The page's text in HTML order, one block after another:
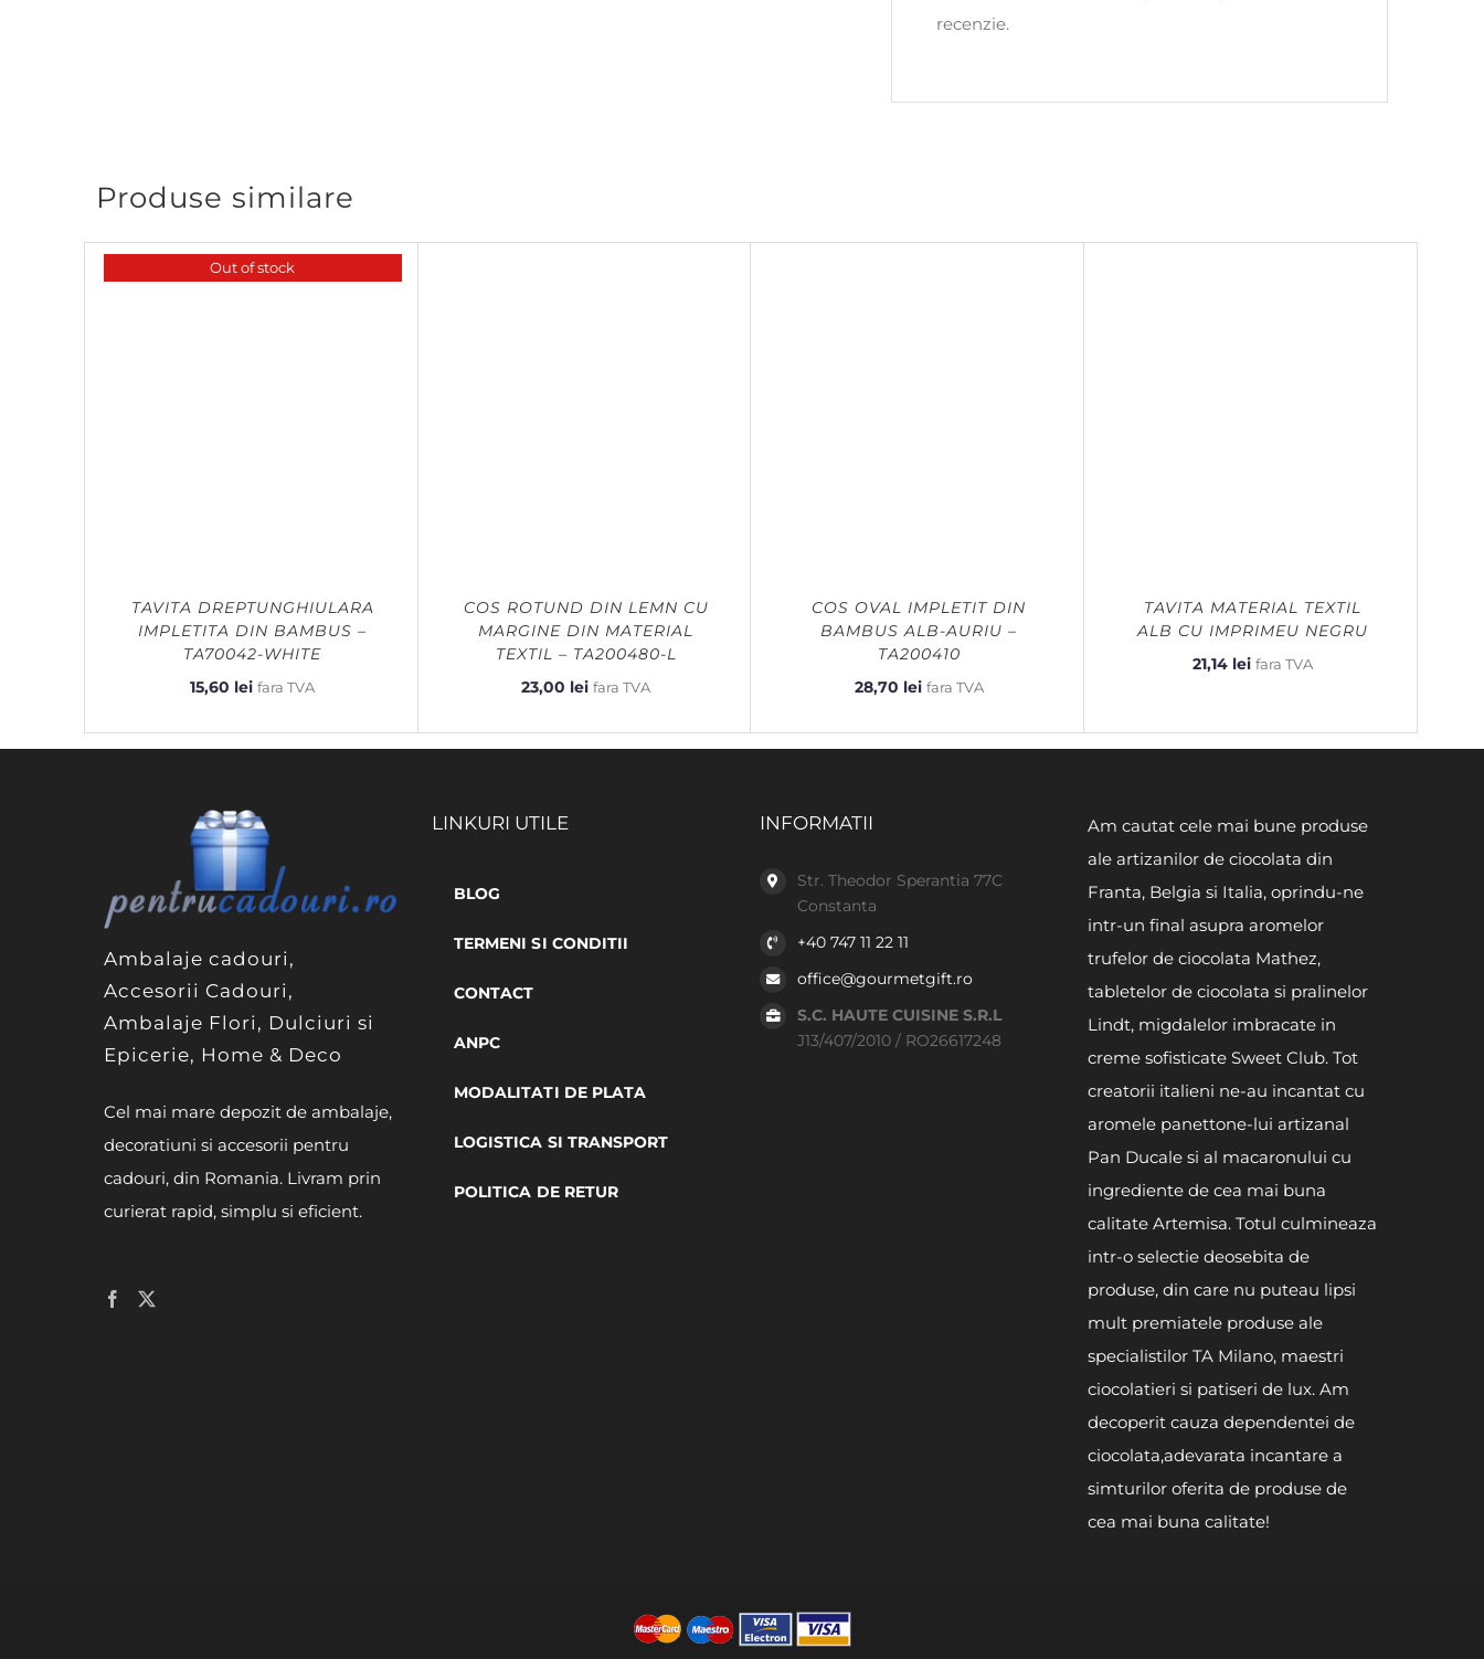
recenzie.
Produse similare
Out of stock
TAVITA DREPTUNGHIULARA
IMPLETITA DIN BAMBUS –
TA70042-WHITE
15,60 lei fara TVA
COS ROTUND DIN LEMN CU
MARGINE DIN MATERIAL
TEXTIL – TA200480-L
23,00 lei fara TVA
COS OVAL IMPLETIT DIN
BAMBUS ALB-AURIU –
TA200410
28,70 lei fara TVA
TAVITA MATERIAL TEXTIL
ALB CU IMPRIMEU NEGRU
21,14 lei fara TVA
Ambalaje cadouri,
Accesorii Cadouri,
Ambalaje Flori, Dulciuri si
Epicerie, Home & Deco
Cel mai mare depozit de ambalaje,
decoratiuni si accesorii pentru
cadouri, din Romania. Livram prin
curierat rapid, simplu si eficient.
LINKURI UTILE
BLOG
TERMENI SI CONDITII
CONTACT
ANPC
MODALITATI DE PLATA
LOGISTICA SI TRANSPORT
POLITICA DE RETUR
INFORMATII
Str. Theodor Sperantia 77C
Constanta
+40 747 11 22 11
office@gourmetgift.ro
S.C. HAUTE CUISINE S.R.L
J13/407/2010 / RO26617248
Am cautat cele mai bune produse
ale artizanilor de ciocolata din
Franta, Belgia si Italia, oprindu-ne
intr-un final asupra aromelor
trufelor de ciocolata Mathez,
tabletelor de ciocolata si pralinelor
Lindt, migdalelor imbracate in
creme sofisticate Sweet Club. Tot
creatorii italieni ne-au incantat cu
aromele panettone-lui artizanal
Pan Ducale si al macaronului cu
ingrediente de cea mai buna
calitate Artemisa. Totul culmineaza
intr-o selectie deosebita de
produse, din care nu puteau lipsi
mult premiatele produse ale
specialistilor TA Milano, maestri
ciocolatieri si patiseri de lux. Am
decoperit cauza dependentei de
ciocolata,adevarata incantare a
simturilor oferita de produse de
cea mai buna calitate!